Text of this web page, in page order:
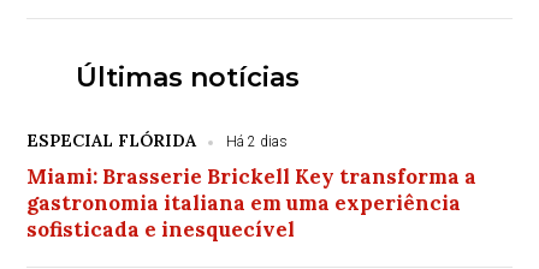
Últimas notícias
ESPECIAL FLÓRIDA Há 2 dias
Miami: Brasserie Brickell Key transforma a
gastronomia italiana em uma experiência
sofisticada e inesquecível